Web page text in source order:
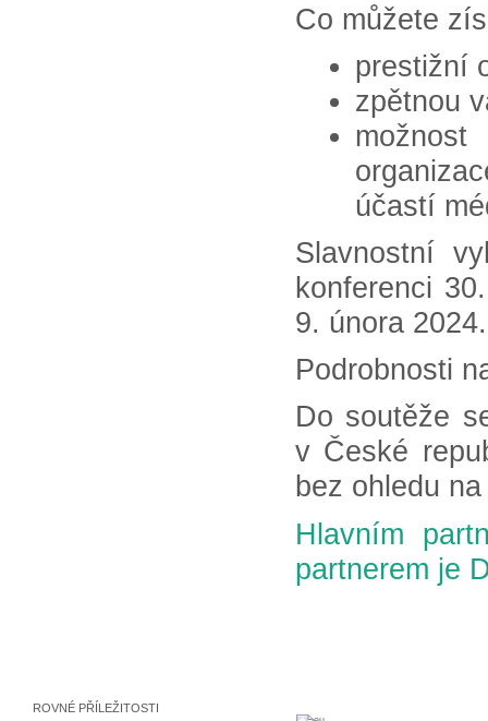
Co můžete
prestižní
zpětnou
účastí
Slavnostní
konferenci
9. února 2024.
Podrobnosti
Do soutěže
v České
bez ohledu
Hlavním
partnerem je
ROVNÉ PŘÍLEŽITOSTI